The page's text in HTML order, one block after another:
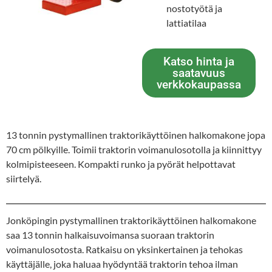
nostotyötä ja
lattiatilaa
Katso hinta ja
saatavuus
verkkokaupassa
13 tonnin pystymallinen traktorikäyttöinen halkomakone jopa
70 cm pölkyille. Toimii traktorin voimanulosotolla ja kiinnittyy
kolmipisteeseen. Kompakti runko ja pyörät helpottavat
siirtelyä.
Jonköpingin pystymallinen traktorikäyttöinen halkomakone
saa 13 tonnin halkaisuvoimansa suoraan traktorin
voimanulosotosta. Ratkaisu on yksinkertainen ja tehokas
käyttäjälle, joka haluaa hyödyntää traktorin tehoa ilman